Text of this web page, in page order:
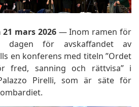
mars 2026— Inom ramen för
dagen för avskaffandet av
en konferens med titeln ”Ordet
fred, sanning och rättvisa” i
Pirelli, som är säte för